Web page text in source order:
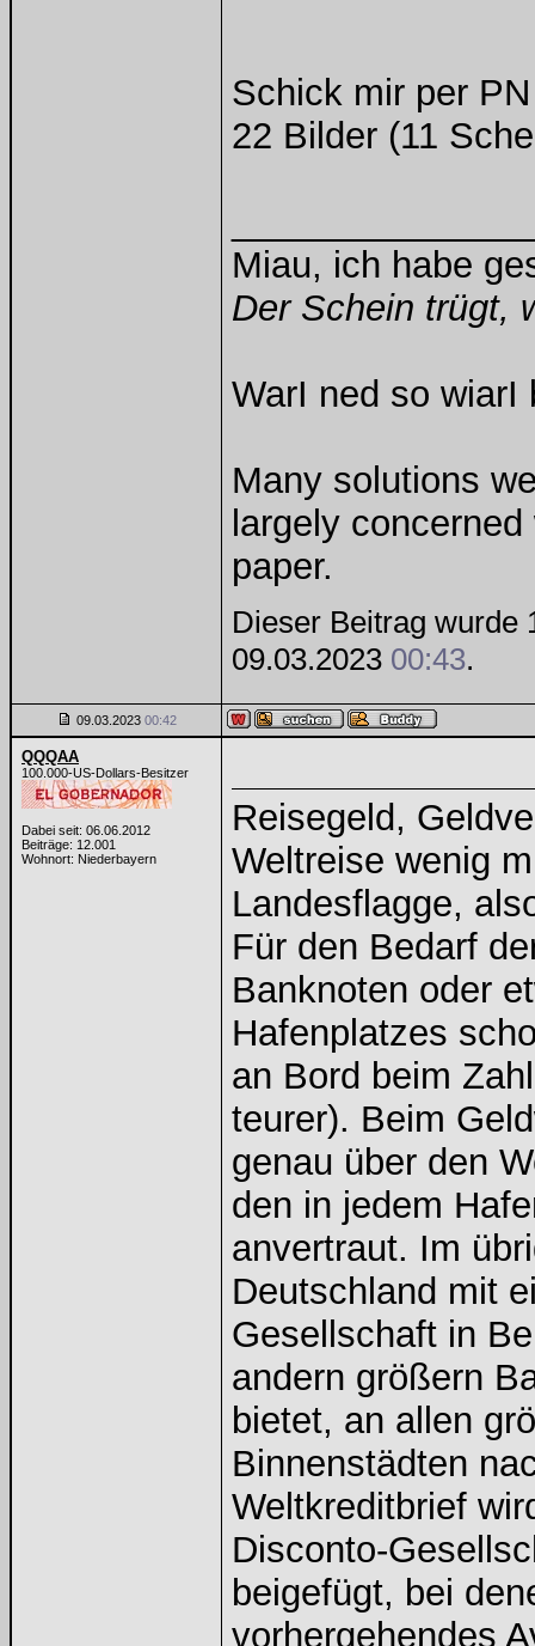
Schick mir per
22 Bilder (11
Miau, ich habe
Der Schein trügt,
WarI ned so wiarI
Many solutions
largely
paper.
Dieser Beitrag wurde
09.03.2023 00:43.
09.03.2023 00:42
QQQAA
100.000-US-Dollars-Besitzer
Dabei seit: 06.06.2012
Beiträge: 12.001
Wohnort: Niederbayern
Reisegeld,
Weltreise wenig
Landesflagge,
Für den Bedarf
Banknoten oder
Hafenplatzes
an Bord beim
teurer). Beim
genau über den
den in jedem
anvertraut. Im
Deutschland mit
Gesellschaft in
andern größern
bietet, an allen
Binnenstädten
Weltkreditbrief
Disconto-
beigefügt, bei
vorhergehendes